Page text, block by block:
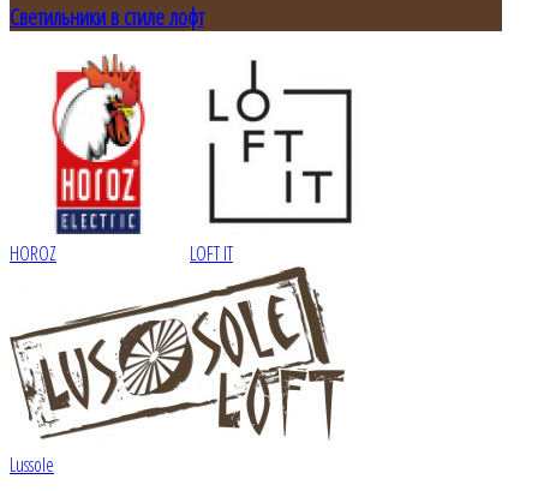
Светильники в стиле лофт
HOROZ LOFT IT
Lussole